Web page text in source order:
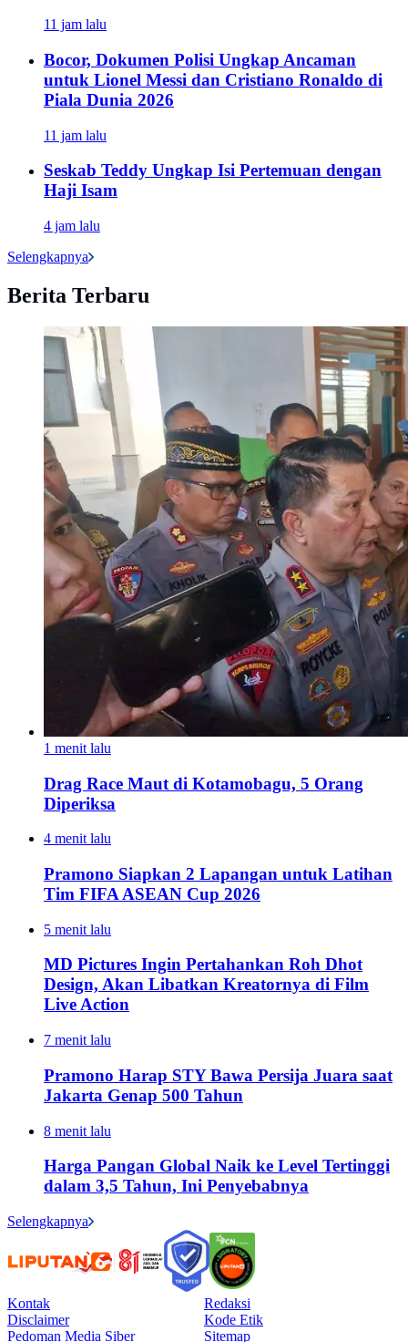
11 jam lalu
Bocor, Dokumen Polisi Ungkap Ancaman
untuk Lionel Messi dan Cristiano Ronaldo di
Piala Dunia 2026
11 jam lalu
Seskab Teddy Ungkap Isi Pertemuan dengan
Haji Isam
4 jam lalu
Selengkapnya
Berita Terbaru
1 menit lalu
Drag Race Maut di Kotamobagu, 5 Orang
Diperiksa
4 menit lalu
Pramono Siapkan 2 Lapangan untuk Latihan
Tim FIFA ASEAN Cup 2026
5 menit lalu
MD Pictures Ingin Pertahankan Roh Dhot
Design, Akan Libatkan Kreatornya di Film
Live Action
7 menit lalu
Pramono Harap STY Bawa Persija Juara saat
Jakarta Genap 500 Tahun
8 menit lalu
Harga Pangan Global Naik ke Level Tertinggi
dalam 3,5 Tahun, Ini Penyebabnya
Selengkapnya
Kontak
Redaksi
Disclaimer
Kode Etik
Pedoman Media Siber
Sitemap